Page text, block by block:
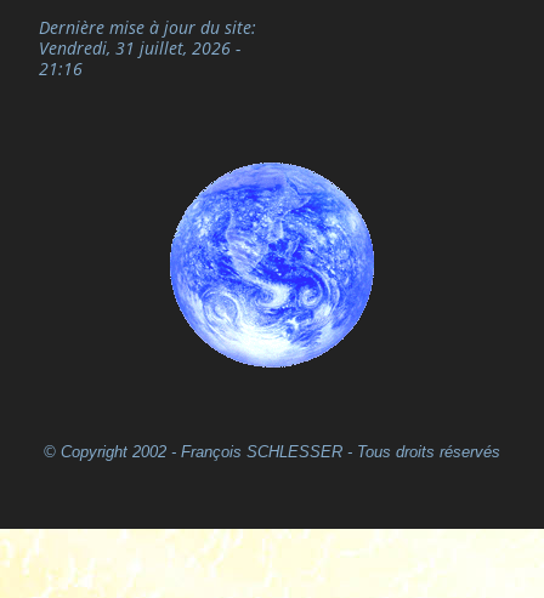
Dernière mise à jour du site:
Vendredi, 31 juillet, 2026 -
21:16
© Copyright 2002 - François SCHLESSER - Tous droits réservés